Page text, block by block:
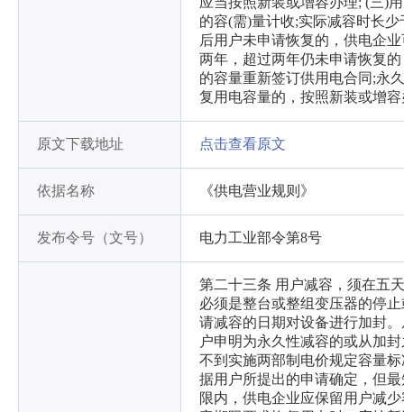
的容(需)量计收;实际减容时长
后用户未申请恢复的，供电企
两年，超过两年仍未申请恢复
的容量重新签订供用电合同;永
复用电容量的，按照新装或增
原文下载地址 点击查看原文
依据名称 《供电营业规则》
发布令号（文号） 电力工业部令第8号
第二十三条 用户减容，须在五
必须是整台或整组变压器的停
请减容的日期对设备进行加封
户申明为永久性减容的或从加
不到实施两部制电价规定容量
据用户所提出的申请确定，但
限内，供电企业应保留用户减